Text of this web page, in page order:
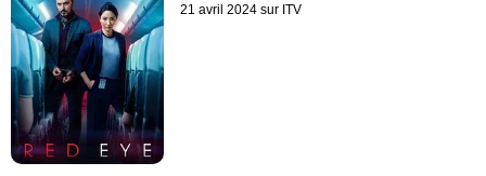
21 avril 2024 sur ITV